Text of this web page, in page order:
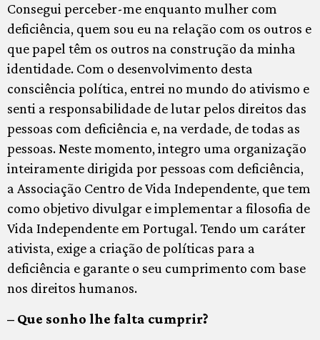
Consegui perceber-me enquanto mulher com
deficiência, quem sou eu na relação com os outros e
que papel têm os outros na construção da minha
identidade. Com o desenvolvimento desta
consciência política, entrei no mundo do ativismo e
senti a responsabilidade de lutar pelos direitos das
pessoas com deficiência e, na verdade, de todas as
pessoas. Neste momento, integro uma organização
inteiramente dirigida por pessoas com deficiência,
a Associação Centro de Vida Independente, que tem
como objetivo divulgar e implementar a filosofia de
Vida Independente em Portugal. Tendo um caráter
ativista, exige a criação de políticas para a
deficiência e garante o seu cumprimento com base
nos direitos humanos.
– Que sonho lhe falta cumprir?